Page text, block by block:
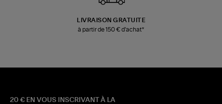
LIVRAISON GRATUITE
à partir de 150 € d'achat*
20 € EN VOUS INSCRIVANT À LA